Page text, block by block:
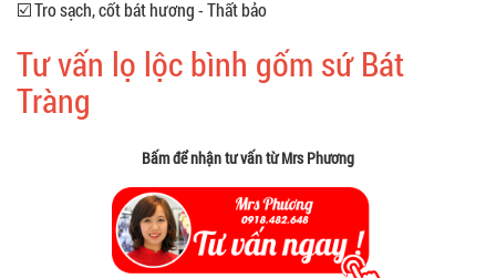
☑️ Tro sạch, cốt bát hương - Thất bảo
Tư vấn lọ lộc bình gốm sứ Bát
Tràng
Bấm để nhận tư vấn từ Mrs Phương